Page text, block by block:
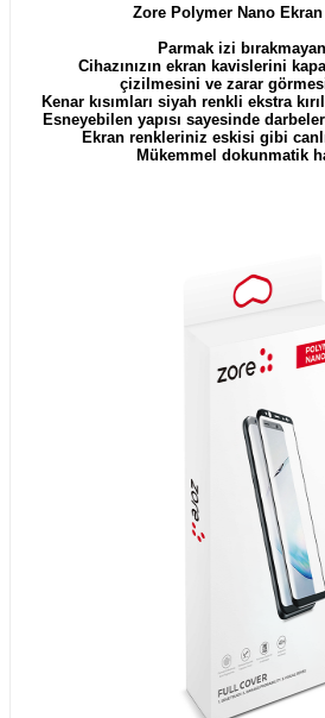
Zore Polymer Nano
Parmak izi
Cihazınızın ekran kavislerini
çizilmesini ve zarar
Kenar kısımları siyah renkli ekstra
Esneyebilen yapısı sayesinde
Ekran renkleriniz eskisi gibi
Mükemmel dokunmatik